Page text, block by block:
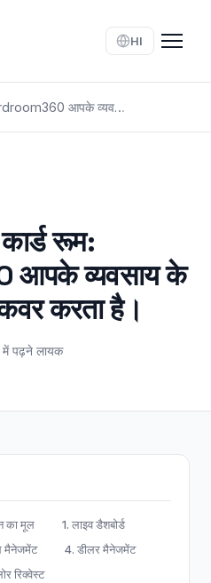
HI
28 मॉड्यूल वाला कार्ड रूम: Cardroom360 आपके व्यवसाय के हर पहलू को कैसे कवर करता है।
रूम:
आपके व्यवसाय के
करता है।
में पढ़ने लायक
का मूल
1. लाइव डैशबोर्ड
मैनेजमेंट
4. डीलर मैनेजमेंट
रिक्वेस्ट